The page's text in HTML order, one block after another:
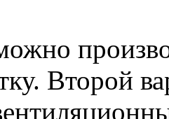
Второй